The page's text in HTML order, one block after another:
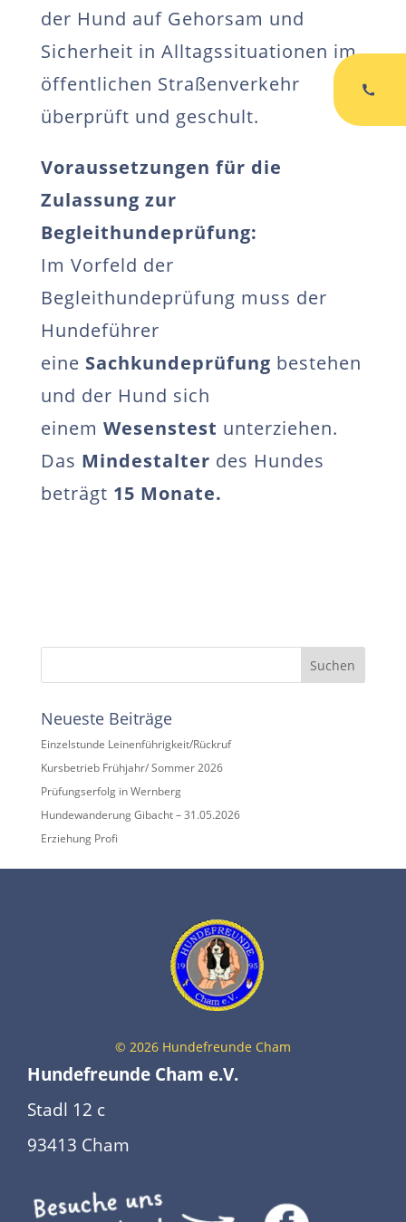
der Hund auf Gehorsam und
Sicherheit in Alltagssituationen im
öffentlichen Straßenverkehr
überprüft und geschult.
Voraussetzungen für die
Zulassung zur
Begleithundeprüfung:
Im Vorfeld der
Begleithundeprüfung muss der
Hundeführer
eine Sachkundeprüfung bestehen
und der Hund sich
einem Wesenstest unterziehen.
Das Mindestalter des Hundes
beträgt 15 Monate.
Suchen
Neueste Beiträge
Einzelstunde Leinenführigkeit/Rückruf
Kursbetrieb Frühjahr/ Sommer 2026
Prüfungserfolg in Wernberg
Hundewanderung Gibacht – 31.05.2026
Erziehung Profi
© 2026 Hundefreunde Cham
Hundefreunde Cham e.V.
Stadl 12 c
93413 Cham